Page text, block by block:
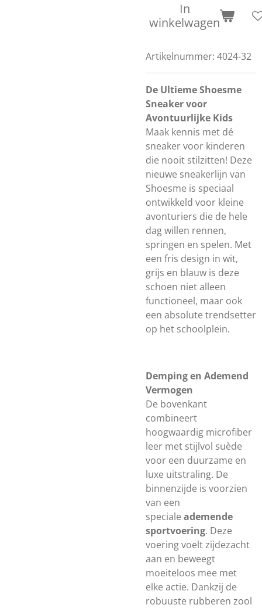
In
winkelwagen
Artikelnummer: 4024-32
De Ultieme Shoesme
Sneaker voor
Avontuurlijke Kids
Maak kennis met dé
sneaker voor kinderen
die nooit stilzitten! Deze
nieuwe sneakerlijn van
Shoesme is speciaal
ontwikkeld voor kleine
avonturiers die de hele
dag willen rennen,
springen en spelen. Met
een fris design in wit,
grijs en blauw is deze
schoen niet alleen
functioneel, maar ook
een absolute trendsetter
op het schoolplein.
Demping en Ademend
Vermogen
De bovenkant
combineert
hoogwaardig microfiber
leer met stijlvol suède
voor een duurzame en
luxe uitstraling. De
binnenzijde is voorzien
van een
speciale ademende
sportvoering. Deze
voering voelt zijdezacht
aan en beweegt
moeiteloos mee met
elke actie. Dankzij de
robuuste rubberen zool